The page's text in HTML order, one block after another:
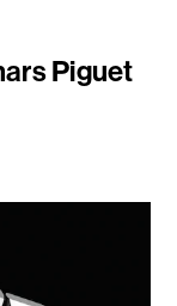
Piguet